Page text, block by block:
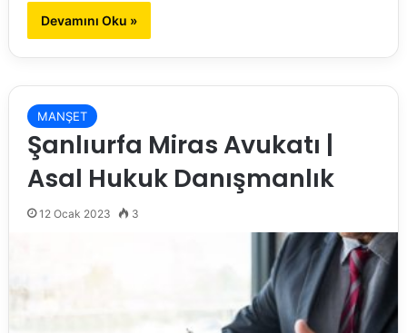
Devamını Oku »
MANŞET
Şanlıurfa Miras Avukatı |
Asal Hukuk Danışmanlık
12 Ocak 2023 3